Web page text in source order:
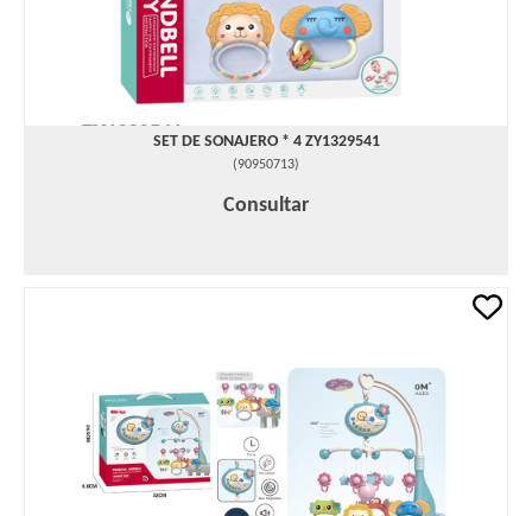
SET DE SONAJERO * 4 ZY1329541
(90950713)
Consultar